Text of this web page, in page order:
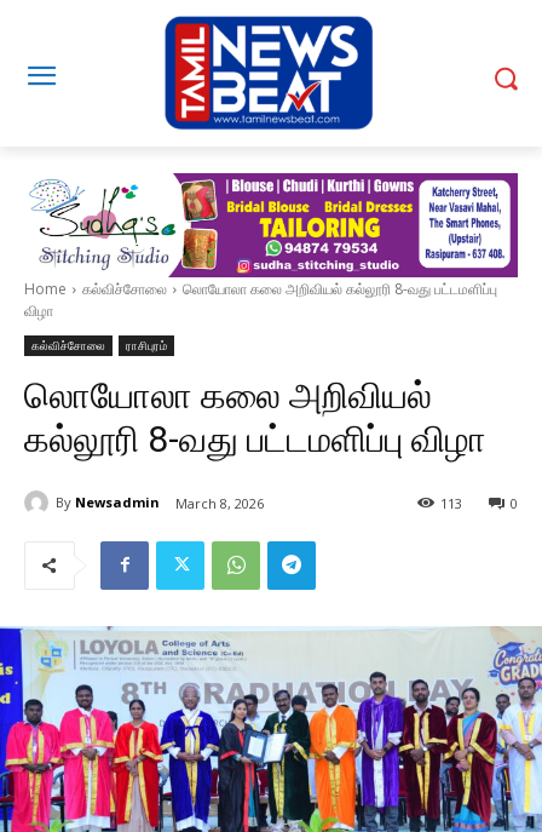
Home கல்விச்சோலை
லொயோலா கலை அறிவியல் கல்லூரி 8-வது பட்டமளிப்பு
விழா
கல்விச்சோலை ராசிபுரம்
லொயோலா கலை அறிவியல்
கல்லூரி 8-வது பட்டமளிப்பு விழா
By Newsadmin March 8, 2026 0
113